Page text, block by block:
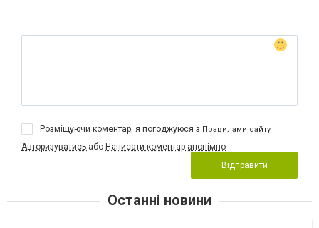
Розміщуючи коментар, я погоджуюся з Правилами сайту
Авторизуватись або Написати коментар анонімно
Відправити
Останні новини